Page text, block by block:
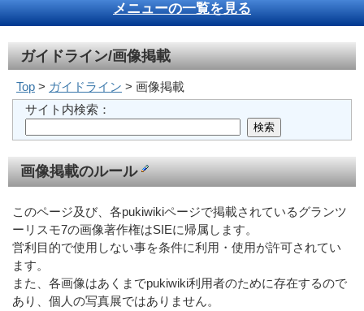
メニューの一覧を見る
ガイドライン/画像掲載
Top > ガイドライン > 画像掲載
サイト内検索：
画像掲載のルール
このページ及び、各pukiwikiページで掲載されているグランツ
ーリスモ7の画像著作権はSIEに帰属します。
営利目的で使用しない事を条件に利用・使用が許可されてい
ます。
また、各画像はあくまでpukiwiki利用者のために存在するので
あり、個人の写真展ではありません。